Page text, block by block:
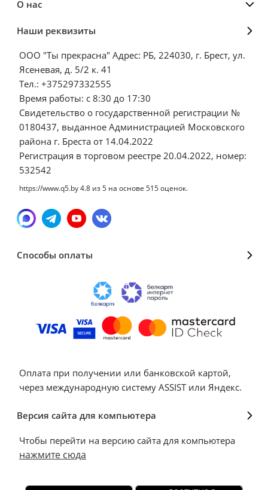
О нас
Наши реквизиты
ООО "Ты прекрасна" Адрес: РБ, 224030, г. Брест, ул.
Ясеневая, д. 5/2 к. 41
Тел.: +375297332555
Время работы: с 8:30 до 17:30
Свидетельство о государственной регистрации №
0180437, выданное Администрацией Московского
района г. Бреста от 14.04.2022
Регистрация в торговом реестре 20.04.2022, номер:
532542
https://www.q5.by4.8 из5 на основе 515оценок.
Способы оплаты
Оплата при получении или банковской картой,
через международную систему ASSIST или Яндекс.
Версия сайта для компьютера
Чтобы перейти на версию сайта для компьютера
нажмите сюда